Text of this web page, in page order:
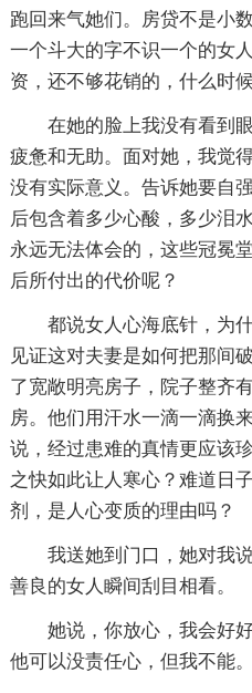
跑回来气她们。房贷不是小
一个斗大的字不识一个的女
资，还不够花销的，什么时
在她的脸上我没有看到眼
疲惫和无助。面对她，我觉
没有实际意义。告诉她要自
后包含着多少心酸，多少泪
永远无法体会的，这些冠冕
后所付出的代价呢？
都说女人心海底针，为什
见证这对夫妻是如何把那间
了宽敞明亮房子，院子整齐
房。他们用汗水一滴一滴换
说，经过患难的真情更应该
之快如此让人寒心？难道日
剂，是人心变质的理由吗？
我送她到门口，她对我说
善良的女人瞬间刮目相看。
她说，你放心，我会好好
他可以没责任心，但我不能。